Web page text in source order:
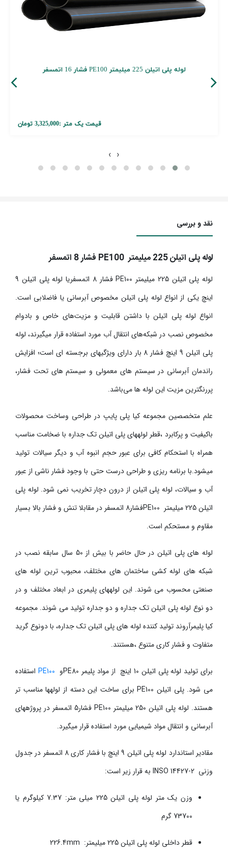
لوله پلی اتیلن 225 میلیمتر PE100 فشار 16 اتمسفر
قیمت یک متر :3,325,000 تومان
‹
›
نقد و بررسی
لوله پلی اتیلن225میلیمتر PE100 فشار8 اتمسفر
لوله پلی اتیلن225 میلیمتر PE100فشار8 اتمسفریا لوله پلی اتیلن 9
اینچ یکی از انواع لوله پلی اتیلن مخصوص آبرسانی یا فاضلابی است.
انواع لوله پلی اتیلن با داشتن قابلیت و مزیتهای خاص و بادوام
مخصوص نصب در شبکههای انتقال آب مورد استفاده قرار می­گیرند، لوله
پلی اتیلن 9اینچ فشار 8 بار دارای ویژگی­های برجسته ای است؛ افزایش
راندمان آبرسانی در سیستم های معمولی و سیستم های تحت فشار،
پررنگترین مزیت این لوله ­ها میباشد.
علم متخصصین مجموعه کیا پلی پایپ در طراحی وساخت محصولات
باکیفیت و پرکابرد ،قطر لوله­های پلی اتیلن تک جداره با ضخامت مناسب
همراه با استحکام کافی برای عبور حجم انبوه آب و دیگر سیالات تولید
می­شود.با برنامه­ ریزی و طراحی درست حتی با وجود فشار ناشی از عبور
آب و سیالات، لوله پلی اتیلن از درون دچار تخریب نمی­­ شود. لوله پلی
اتیلن225میلیمتر PE100فشار8 اتمسفر در مقابلا تنش و فشار بالا بسیار
مقاوم و مستحکم است.
لوله ­های پلی اتیلن در حال حاضر با بیش از 50 سال سابقه نصب در
شبکه­ های لوله کشی ساختمان­ های مختلف، محبوب ترین لوله ­های
صنعتی محسوب می شوند. این لوله­های پلیمری در ابعاد مختلف و در
دو نوع لوله پلی اتیلن تک جداره و دو جداره تولید می شوند. مجموعه
کیا پلیمرآروند تولید کننده لوله های پلی اتیلن تک جداره، با دونوع گرید
متفاوت و فشار کاری متنوع ،هستنند.
برای تولید لوله پلی اتیلن 10 اینچ از مواد پلیمر PE80و PE100 استفاده
می شود. پلی اتیلنPE100 برای ساخت این دسته از لوله­ها مناسب تر
هستند. لوله پلی اتیلن 250 میلیمتر
PE100
فشار5 اتمسفر در پروژه­های
آبرسانی و انتقال مواد شیمیایی مورد استفاده قرار می­گیرد.
مقادیر استاندارد لوله پلی اتیلن 9اینچ با فشار کاری8 اتمسفر در جدول
وزنی INSO 14427-2 به قرار زیر است:
وزن یک متر لوله پلی اتیلن225 میلی متر: 7.37 کیلوگرم یا
73700 گرم
قطر داخلی لوله پلی اتیلن225میلیمتر: 226.4mm